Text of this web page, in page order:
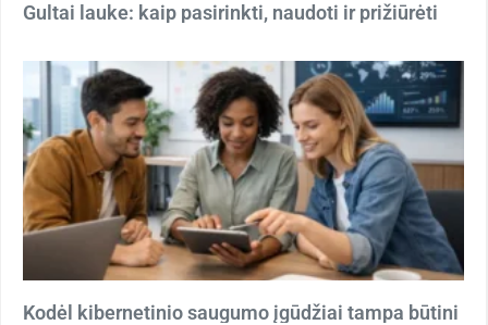
Gultai lauke: kaip pasirinkti, naudoti ir prižiūrėti
Kodėl kibernetinio saugumo įgūdžiai tampa būtini